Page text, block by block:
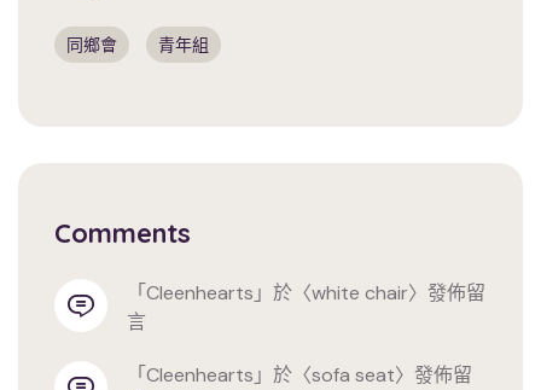
同鄉會 青年組
Comments
「 cleenhearts 」於〈white chair〉發佈留
言
「 cleenhearts 」於〈sofa seat〉發佈留